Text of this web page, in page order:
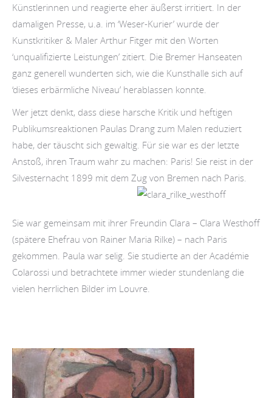
Künstlerinnen und reagierte eher äußerst irritiert. In der
damaligen Presse, u.a. im ‘Weser-Kurier’ wurde der
Kunstkritiker & Maler Arthur Fitger mit den Worten
‘unqualifizierte Leistungen’ zitiert. Die Bremer Hanseaten
ganz generell wunderten sich, wie die Kunsthalle sich auf
‘dieses erbärmliche Niveau’ herablassen konnte.
Wer jetzt denkt, dass diese harsche Kritik und heftigen
Publikumsreaktionen Paulas Drang zum Malen reduziert
habe, der täuscht sich gewaltig. Für sie war es der letzte
Anstoß, ihren Traum wahr zu machen: Paris! Sie reist in der
Silvesternacht 1899 mit dem Zug von Bremen nach Paris.
Sie war gemeinsam mit ihrer Freundin Clara – Clara Westhoff
(spätere Ehefrau von Rainer Maria Rilke) – nach Paris
gekommen. Paula war selig. Sie studierte an der Académie
Colarossi und betrachtete immer wieder stundenlang die
vielen herrlichen Bilder im Louvre.